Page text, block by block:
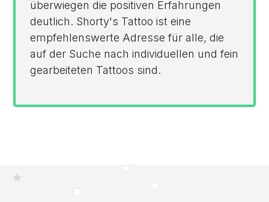
überwiegen die positiven Erfahrungen
deutlich. Shorty's Tattoo ist eine
empfehlenswerte Adresse für alle, die
auf der Suche nach individuellen und fein
gearbeiteten Tattoos sind.